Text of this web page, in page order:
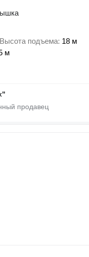
Высота подъема 18 м
м